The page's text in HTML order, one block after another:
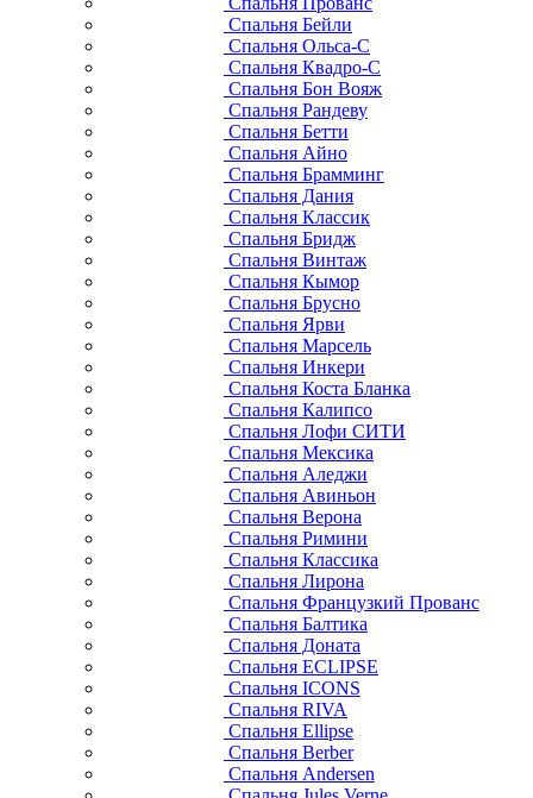
Спальня Бейли
Спальня Ольса-С
Спальня Квадро-С
Спальня Бон Вояж
Спальня Рандеву
Спальня Бетти
Спальня Айно
Спальня Брамминг
Спальня Дания
Спальня Классик
Спальня Бридж
Спальня Винтаж
Спальня Кымор
Спальня Брусно
Спальня Ярви
Спальня Марсель
Спальня Инкери
Спальня Коста Бланка
Спальня Калипсо
Спальня Лофи СИТИ
Спальня Мексика
Спальня Аледжи
Спальня Авиньон
Спальня Верона
Спальня Римини
Спальня Классика
Спальня Лирона
Спальня Французкий Прованс
Спальня Балтика
Спальня Доната
Спальня ECLIPSE
Спальня ICONS
Спальня RIVA
Спальня Ellipse
Спальня Berber
Спальня Andersen